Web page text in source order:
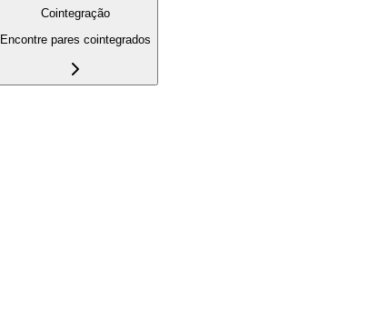
Cointegração
Encontre pares cointegrados